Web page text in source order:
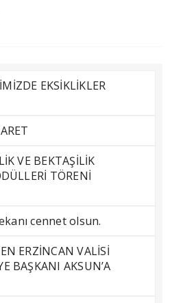
EKSİKLİKLER
VE BEKTAŞİLİK
TÖRENİ
cennet olsun.
ERZİNCAN VALİSİ
BAŞKANI AKSUN’A